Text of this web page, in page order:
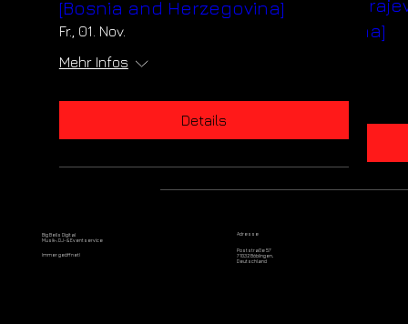
Silver & Smoke Club,
[Bosnia and Herzegovina]
Details
[Bosnia and Herzegovina]
Fr., 01. Nov.
Mehr Infos
Details
Big Bells Digital
Musik-, DJ- & Eventservice
Immer geöffnet!
Adresse
Poststraße 57
71032 Böblingen,
Deutschland